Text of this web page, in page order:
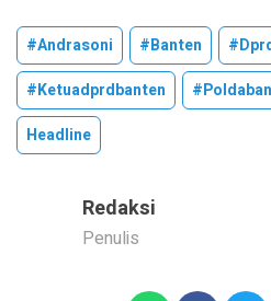
#andrasoni #banten
#ketuadprdbanten
Headline
Redaksi
Penulis